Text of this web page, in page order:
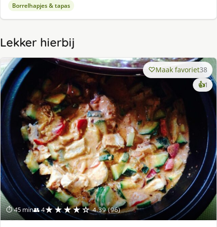
Borrelhapjes & tapas
Lekker hierbij
⏱ 45 min👥 4★★★★☆ 4.39 (96)
Maak favoriet38
👍1